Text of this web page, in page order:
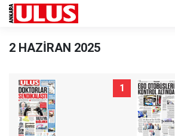
2 HAZİRAN 2025
1